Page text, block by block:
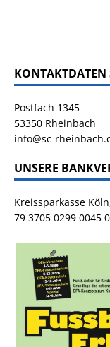
KONTAKTDATEN
Postfach 1345
53350 Rheinbach
info@sc-
UNSERE
79 3705 0299 0045